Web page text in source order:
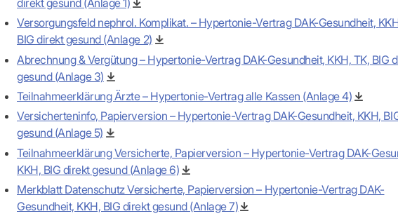
IT & Online-Dienste
Arbeitsunfähigkeitsbescheinigung (AU)
Terminservicestelle (für Praxen)
Versorgungsfeld nephrol. Komplikat. – Hypertonie-Vertrag DAK-Gesundheit,
BIG direkt gesund (Anlage 2)
Abrechnung & Vergütung – Hypertonie-Vertrag DAK-Gesundheit, KKH, TK, BIG
gesund (Anlage 3)
Teilnahmeerklärung Ärzte – Hypertonie-Vertrag alle Kassen (Anlage 4)
Versicherteninfo, Papierversion – Hypertonie-Vertrag DAK-Gesundheit, KKH,
gesund (Anlage 5)
Teilnahmeerklärung Versicherte, Papierversion – Hypertonie-Vertrag DAK-
KKH, BIG direkt gesund (Anlage 6)
Merkblatt Datenschutz Versicherte, Papierversion – Hypertonie-Vertrag DAK-
Gesundheit, KKH, BIG direkt gesund (Anlage 7)